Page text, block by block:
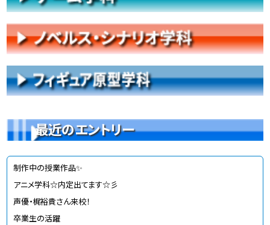
最近のエントリー
制作中の授業作品✨
アニメ学科☆内定出てます☆彡
声優・梶裕貴さん来校！
卒業生の活躍